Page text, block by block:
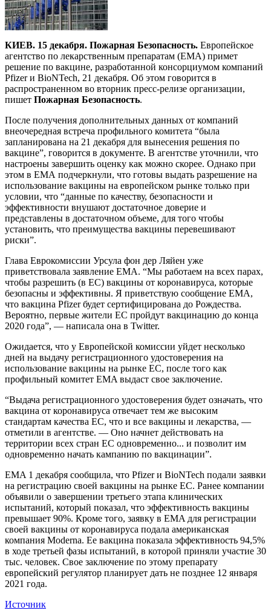
КИЕВ. 15 декабря. Пожарная Безопасность. Европейское
агентство по лекарственным препаратам (EMA) примет
решение по вакцине, разработанной консорциумом компаний
Pfizer и BioNTech, 21 декабря. Об этом говорится в
распространенном во вторник пресс-релизе организации,
пишет Пожарная Безопасность.
После получения дополнительных данных от компаний
внеочередная встреча профильного комитета “была
запланирована на 21 декабря для вынесения решения по
вакцине”, говорится в документе. В агентстве уточнили, что
настроены завершить оценку как можно скорее. Однако при
этом в ЕМА подчеркнули, что готовы выдать разрешение на
использование вакцины на европейском рынке только при
условии, что “данные по качеству, безопасности и
эффективности внушают достаточное доверие и
представлены в достаточном объеме, для того чтобы
установить, что преимущества вакцины перевешивают
риски”.
Глава Еврокомиссии Урсула фон дер Ляйен уже
приветствовала заявление EMA. “Мы работаем на всех парах,
чтобы разрешить (в ЕС) вакцины от коронавируса, которые
безопасны и эффективны. Я приветствую сообщение EMA,
что вакцина Pfizer будет сертифицирована до Рождества.
Вероятно, первые жители ЕС пройдут вакцинацию до конца
2020 года”, — написала она в Twitter.
Ожидается, что у Европейской комиссии уйдет несколько
дней на выдачу регистрационного удостоверения на
использование вакцины на рынке ЕС, после того как
профильный комитет ЕMA выдаст свое заключение.
“Выдача регистрационного удостоверения будет означать, что
вакцина от коронавируса отвечает тем же высоким
стандартам качества ЕС, что и все вакцины и лекарства, —
отметили в агентстве. — Оно начнет действовать на
территории всех стран ЕС одновременно... и позволит им
одновременно начать кампанию по вакцинации”.
ЕMA 1 декабря сообщила, что Pfizer и BioNTech подали заявки
на регистрацию своей вакцины на рынке ЕС. Ранее компании
объявили о завершении третьего этапа клинических
испытаний, который показал, что эффективность вакцины
превышает 90%. Кроме того, заявку в EMA для регистрации
своей вакцины от коронавируса подала американская
компания Moderna. Ее вакцина показала эффективность 94,5%
в ходе третьей фазы испытаний, в которой приняли участие 30
тыс. человек. Свое заключение по этому препарату
европейский регулятор планирует дать не позднее 12 января
2021 года.
Источник